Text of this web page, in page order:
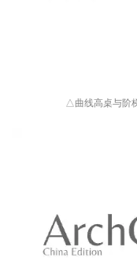
△曲线高桌与阶